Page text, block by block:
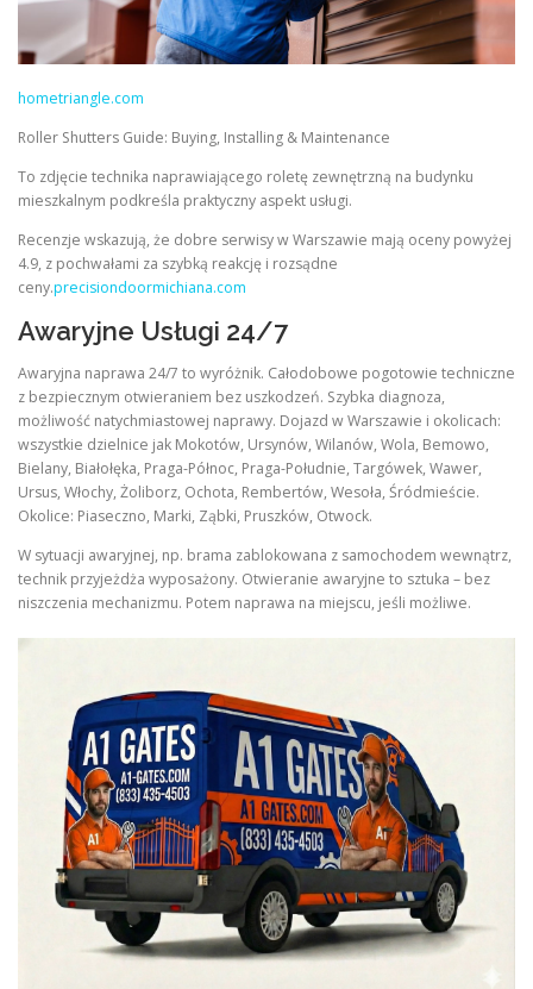
hometriangle.com
Roller Shutters Guide: Buying, Installing & Maintenance
To zdjęcie technika naprawiającego roletę zewnętrzną na budynku
mieszkalnym podkreśla praktyczny aspekt usługi.
Recenzje wskazują, że dobre serwisy w Warszawie mają oceny powyżej
4.9, z pochwałami za szybką reakcję i rozsądne
ceny.precisiondoormichiana.com
Awaryjne Usługi 24/7
Awaryjna naprawa 24/7 to wyróżnik. Całodobowe pogotowie techniczne
z bezpiecznym otwieraniem bez uszkodzeń. Szybka diagnoza,
możliwość natychmiastowej naprawy. Dojazd w Warszawie i okolicach:
wszystkie dzielnice jak Mokotów, Ursynów, Wilanów, Wola, Bemowo,
Bielany, Białołęka, Praga-Północ, Praga-Południe, Targówek, Wawer,
Ursus, Włochy, Żoliborz, Ochota, Rembertów, Wesoła, Śródmieście.
Okolice: Piaseczno, Marki, Ząbki, Pruszków, Otwock.
W sytuacji awaryjnej, np. brama zablokowana z samochodem wewnątrz,
technik przyjeżdża wyposażony. Otwieranie awaryjne to sztuka – bez
niszczenia mechanizmu. Potem naprawa na miejscu, jeśli możliwe.